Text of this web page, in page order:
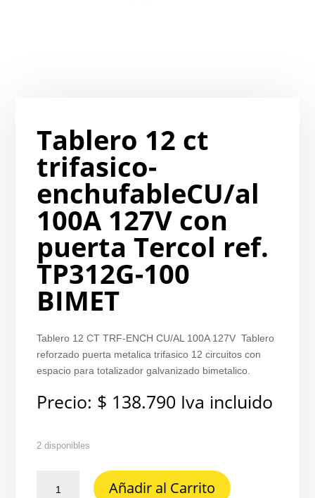
Tablero 12 ct
trifasico-
enchufableCU/al
100A 127V con
puerta Tercol ref.
TP312G-100
BIMET
Tablero 12 CT TRF-ENCH CU/AL 100A 127V Tablero
reforzado puerta metalica trifasico 12 circuitos con
espacio para totalizador galvanizado bimetalico.
Precio: $ 138.790 Iva incluido
2 disponibles
Añadir al Carrito